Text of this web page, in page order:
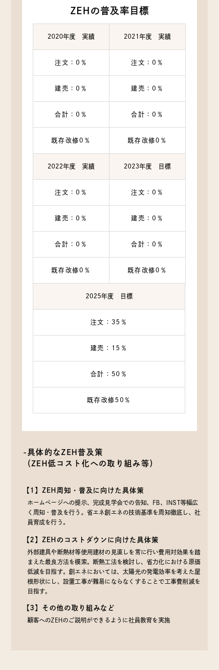
ZEHの普及率目標
2020年度 実績 2021年度 実績
注文：0％ 注文：0％
建売：0％ 建売：0％
合計：0％ 合計：0％
既存改修0％ 既存改修0％
2022年度 実績 2023年度 目標
注文：0％ 注文：0％
建売：0％ 建売：0％
合計：0％ 合計：0％
既存改修0％ 既存改修0％
2025年度 目標
注文：35％
建売：15％
合計：50％
既存改修50％
-具体的なZEH普及策
（ZEH低コスト化への取り組み等）
【1】ZEH周知・普及に向けた具体策
ホームページへの提示、完成見学会での告知、FB、INST等幅広
く周知・普及を行う。省エネ創エネの技術基準を周知徹底し、社
員育成を行う。
【2】ZEHのコストダウンに向けた具体策
外部建具や断熱材等使用建材の見直しを常に行い費用対効果を踏
まえた最良方法を模索。断熱工法を検討し、省力化における原価
低減を目指す。創エネにおいては、太陽光の発電効率を考えた屋
根形状にし、設置工事が難易にならなくすることで工事費削減を
目指す。
【3】その他の取り組みなど
顧客へのZEHのご説明ができるように社員教育を実施